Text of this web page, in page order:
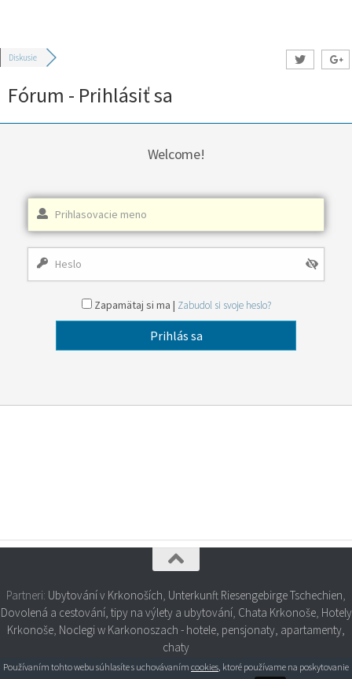
Diskusie
Fórum - Prihlásiť sa
Welcome!
Zapamätaj si ma | Zabudol si svoje heslo?
Partneri: Ubytování v Krkonoších Unterkunft Riesengebirge Tschechien
Dovolená a cestování, tipy na výlety a ubytování, Chata Krkonoše, Hotely
Krkonoše Noclegi w Karkonoszach - hotele, pensjonaty, apartamenty,
chaty
Používaním tohto webu súhlasíte s uchovávaním cookies, ktoré používame na poskytovanie